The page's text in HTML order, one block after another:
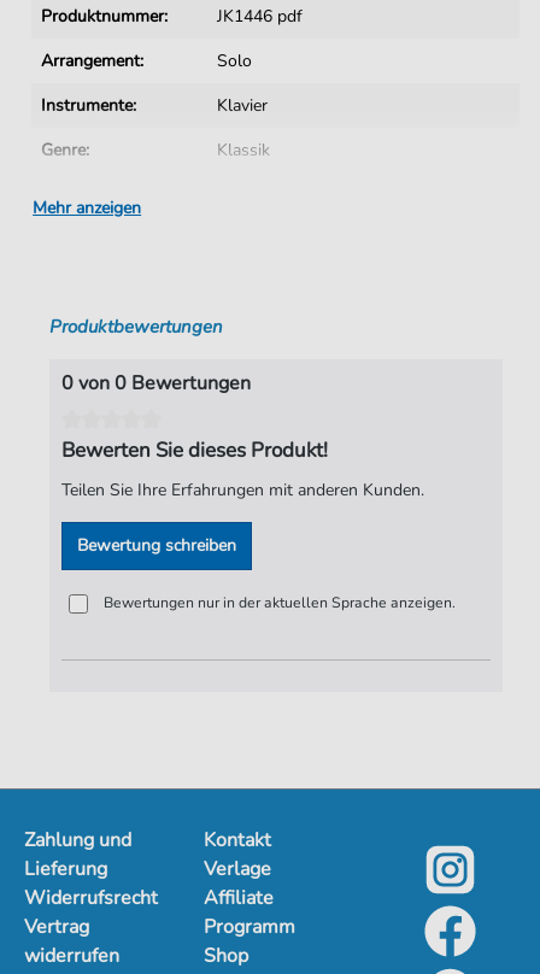
Produktnummer:
JK1446 pdf
Arrangement:
Solo
Instrumente:
Klavier
Genre:
Klassik
Ära:
Autoren:
Phly
Seiten:
2
Verlag:
Jürgen Knuth
Mehr anzeigen
Produktbewertungen
0 von 0 Bewertungen
Bewerten Sie dieses Produkt!
Teilen Sie Ihre Erfahrungen mit anderen Kunden.
Bewertung schreiben
Bewertungen nur in der aktuellen Sprache anzeigen.
Zahlung und
Lieferung
Widerrufsrecht
Vertrag
widerrufen
Kontakt
Verlage
Affiliate
Programm
Shop